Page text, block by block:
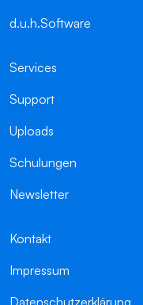
d.u.h.Software
Services
Support
Uploads
Schulungen
Newsletter
Kontakt
Impressum
Datenschutzerklärung